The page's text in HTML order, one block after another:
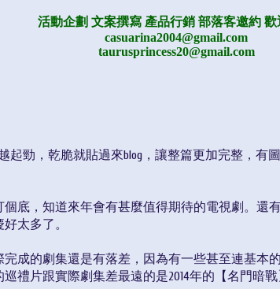
活動企劃 文案撰寫 產品行銷 部落客邀約 歡
casuarina2004@gmail.com
taurusprincess20@gmail.com
起勁，乾脆就貼過來blog，讓整篇更加完整，有
底，知道來年會有甚麼值得期待的電視劇。還
太多了。
成的劇集還是有落差，因為有一些甚至連基本
禮片跟實際劇集差最遠的是2014年的【名門暗